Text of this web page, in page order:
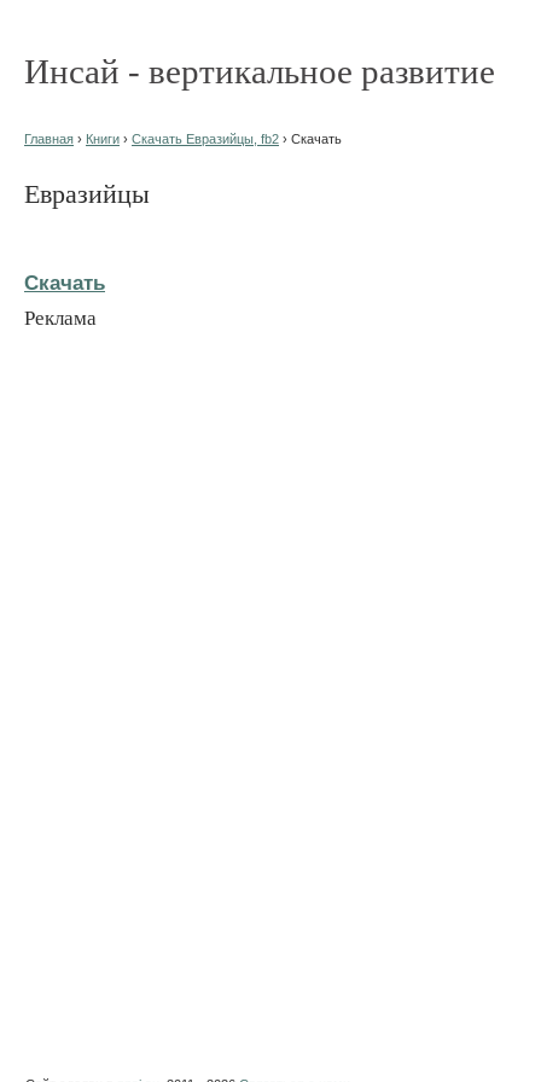
Инсай - вертикальное развитие
Главная › Книги › Скачать Евразийцы, fb2 › Скачать
Евразийцы
Скачать
Реклама